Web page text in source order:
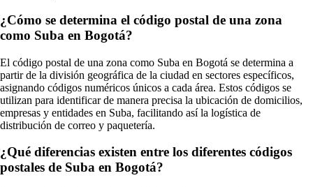
¿Cómo se determina el código postal de una zona
como Suba en Bogotá?
El código postal de una zona como Suba en Bogotá se determina a
partir de la división geográfica de la ciudad en sectores específicos,
asignando códigos numéricos únicos a cada área. Estos códigos se
utilizan para identificar de manera precisa la ubicación de domicilios,
empresas y entidades en Suba, facilitando así la logística de
distribución de correo y paquetería.
¿Qué diferencias existen entre los diferentes códigos
postales de Suba en Bogotá?